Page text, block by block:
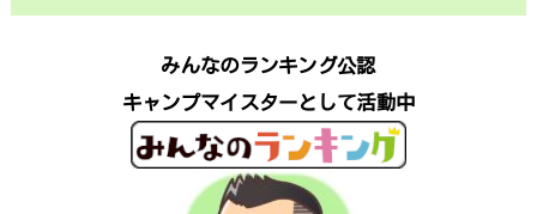
みんなのランキング公認
キャンプマイスターとして活動中